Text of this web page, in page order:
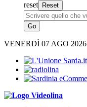
reset
VENERDÌ 07 AGO 2026